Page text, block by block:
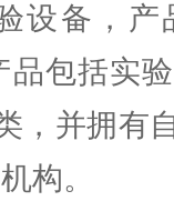
设备，
品包括实
，并拥有
构。